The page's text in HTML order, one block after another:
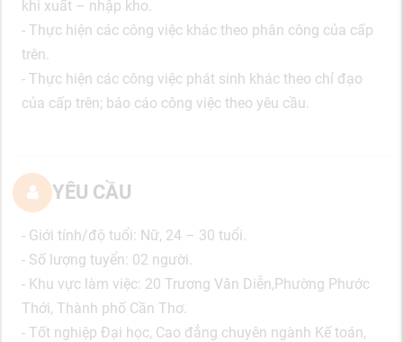
khi xuất – nhập kho.
- Thực hiện các công việc khác theo phân công của cấp
trên.
- Thực hiện các công việc phát sinh khác theo chỉ đạo
của cấp trên; báo cáo công việc theo yêu cầu.
YÊU CẦU
- Giới tính/độ tuổi: Nữ, 24 – 30 tuổi.
- Số lượng tuyển: 02 người.
- Khu vực làm việc: 20 Trương Văn Diễn,Phường Phước
Thới, Thành phố Cần Thơ.
- Tốt nghiệp Đại học, Cao đẳng chuyên ngành Kế toán,